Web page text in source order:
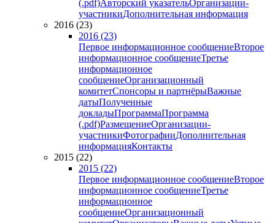
(.pdf)Авторский указательОрганизации-
участникиДополнительная информация
2016 (23)
2016 (23)
Первое информационное сообщениеВторое
информационное сообщениеТретье
информационное
сообщениеОрганизационный
комитетСпонсоры и партнёрыВажные
датыПолученные
докладыПрограммаПрограмма
(.pdf)РазмещениеОрганизации-
участникиФотографииДополнительная
информацияКонтакты
2015 (22)
2015 (22)
Первое информационное сообщениеВторое
информационное сообщениеТретье
информационное
сообщениеОрганизационный